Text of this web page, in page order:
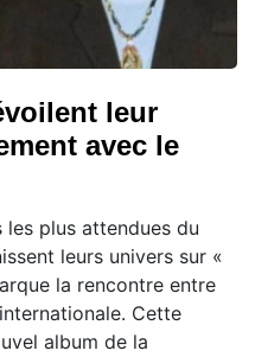
leur
avec le
les plus attendues du
leurs univers sur «
la rencontre entre
Cette
album de la